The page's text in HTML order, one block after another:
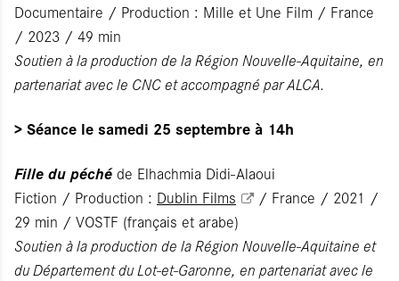
Documentaire / Production : Mille et Une Film / France
/ 2023 / 49 min
Soutien à la production de la Région Nouvelle-Aquitaine, en
partenariat avec le CNC et accompagné par ALCA.
> Séance le samedi 25 septembre à 14h
Fille du péchéde Elhachmia Didi-Alaoui
Fiction / Production : Dublin Films
/ France / 2021 /
29 min / VOSTF (français et arabe)
Soutien à la production de la Région Nouvelle-Aquitaine et
du Département du Lot-et-Garonne, en partenariat avec le